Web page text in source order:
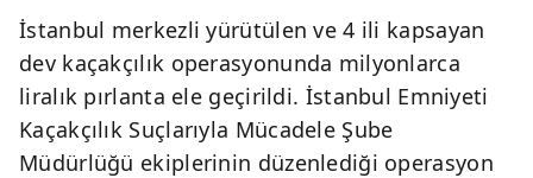
İstanbul merkezli yürütülen ve 4 ili kapsayan
dev kaçakçılık operasyonunda milyonlarca
liralık pırlanta ele geçirildi. İstanbul Emniyeti
Kaçakçılık Suçlarıyla Mücadele Şube
Müdürlüğü ekiplerinin düzenlediği operasyon